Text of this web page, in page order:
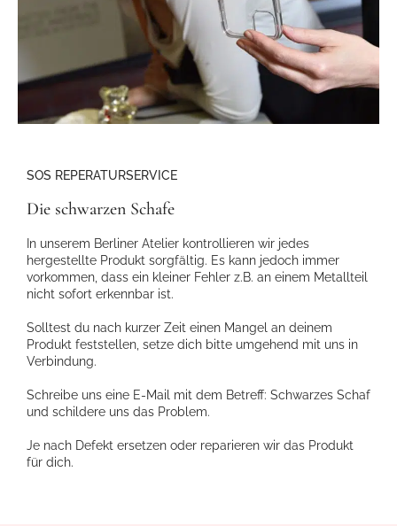
SOS REPERATURSERVICE
Die schwarzen Schafe
In unserem Berliner Atelier kontrollieren wir jedes
hergestellte Produkt sorgfältig. Es kann jedoch immer
vorkommen, dass ein kleiner Fehler z.B. an einem Metallteil
nicht sofort erkennbar ist.
Solltest du nach kurzer Zeit einen Mangel an deinem
Produkt feststellen, setze dich bitte umgehend mit uns in
Verbindung.
Schreibe uns eine E-Mail mit dem Betreff: Schwarzes Schaf
und schildere uns das Problem.
Je nach Defekt ersetzen oder reparieren wir das Produkt
für dich.